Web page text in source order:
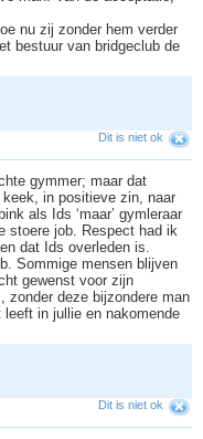
nu zij zonder hem verder
bestuur van bridgeclub de
Dit is niet ok
gymmer; maar dat
in positieve zin, naar
als Ids ‘maar’ gymleraar
stoere job. Respect had ik
dat Ids overleden is.
Sommige mensen blijven
gewenst voor zijn
zonder deze bijzondere man
in jullie en nakomende
Dit is niet ok